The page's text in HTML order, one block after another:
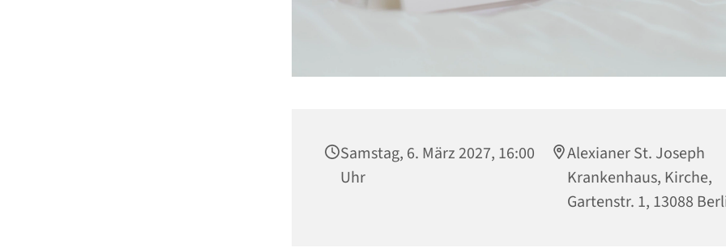
Samstag, 6. März 2027, 16:00
Uhr
Alexianer St. Joseph
Krankenhaus, Kirche,
Gartenstr. 1, 13088